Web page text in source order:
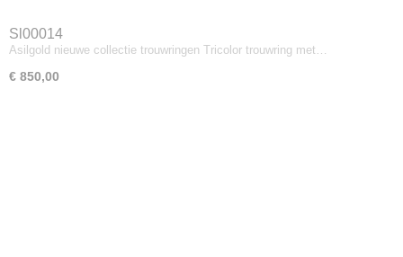
Sl00014
Asilgold nieuwe collectie trouwringen Tricolor trouwring met…
€ 850,00